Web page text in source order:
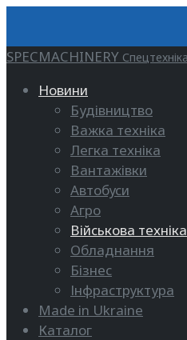
SPECMACHINERY
Новини
Будівництво
Важка техніка
Легка техніка
Вантажівки
Автобуси
Агро
Військова техніка
Обладнання
Бізнес
Інфраструктура
Made in Ukraine
Каталог